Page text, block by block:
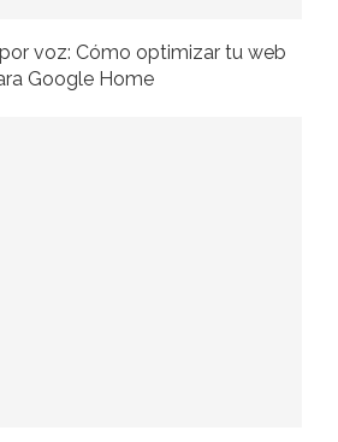
voz: Cómo optimizar tu web
Google Home